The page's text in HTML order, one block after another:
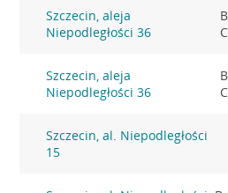
Szczecin, aleja
Niepodległości 36
Szczecin, aleja
Niepodległości 36
Szczecin, al. Niepodległości
15